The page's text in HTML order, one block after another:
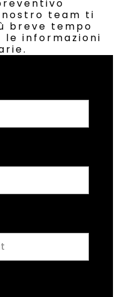
team ti
breve tempo
informazioni